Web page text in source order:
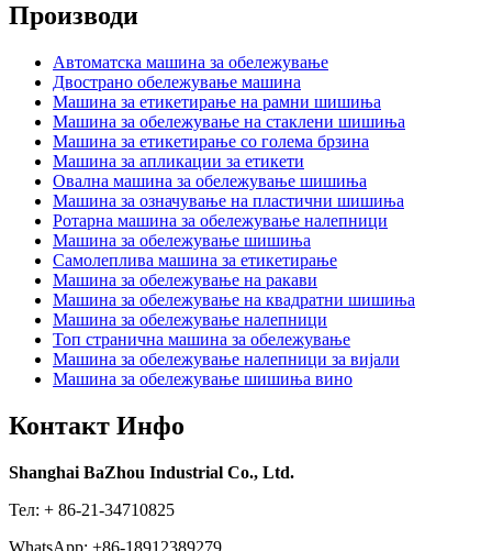
Производи
Автоматска машина за обележување
Двострано обележување машина
Машина за етикетирање на рамни шишиња
Машина за обележување на стаклени шишиња
Машина за етикетирање со голема брзина
Машина за апликации за етикети
Овална машина за обележување шишиња
Машина за означување на пластични шишиња
Ротарна машина за обележување налепници
Машина за обележување шишиња
Самолеплива машина за етикетирање
Машина за обележување на ракави
Машина за обележување на квадратни шишиња
Машина за обележување налепници
Топ странична машина за обележување
Машина за обележување налепници за вијали
Машина за обележување шишиња вино
Контакт Инфо
Shanghai BaZhou Industrial Co., Ltd.
Тел: + 86-21-34710825